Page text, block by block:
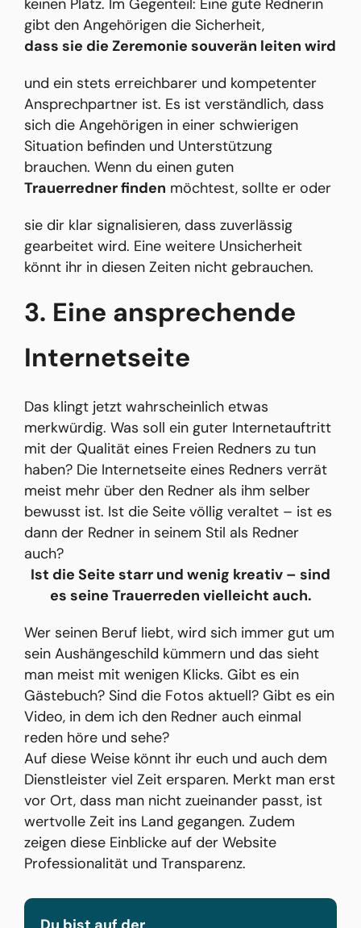
keinen Platz. Im Gegenteil: Eine gute Rednerin
gibt den Angehörigen die Sicherheit,
dass sie die Zeremonie souverän leiten wird
und ein stets erreichbarer und kompetenter
Ansprechpartner ist. Es ist verständlich, dass
sich die Angehörigen in einer schwierigen
Situation befinden und Unterstützung
brauchen. Wenn du einen guten
Trauerredner finden möchtest, sollte er oder
sie dir klar signalisieren, dass zuverlässig
gearbeitet wird. Eine weitere Unsicherheit
könnt ihr in diesen Zeiten nicht gebrauchen.
3. Eine ansprechende
Internetseite
Das klingt jetzt wahrscheinlich etwas
merkwürdig. Was soll ein guter Internetauftritt
mit der Qualität eines Freien Redners zu tun
haben? Die Internetseite eines Redners verrät
meist mehr über den Redner als ihm selber
bewusst ist. Ist die Seite völlig veraltet – ist es
dann der Redner in seinem Stil als Redner
auch?
Ist die Seite starr und wenig kreativ – sind
es seine Trauerreden vielleicht auch.
Wer seinen Beruf liebt, wird sich immer gut um
sein Aushängeschild kümmern und das sieht
man meist mit wenigen Klicks. Gibt es ein
Gästebuch? Sind die Fotos aktuell? Gibt es ein
Video, in dem ich den Redner auch einmal
reden höre und sehe?
Auf diese Weise könnt ihr euch und auch dem
Dienstleister viel Zeit ersparen. Merkt man erst
vor Ort, dass man nicht zueinander passt, ist
wertvolle Zeit ins Land gegangen. Zudem
zeigen diese Einblicke auf der Website
Professionalität und Transparenz.